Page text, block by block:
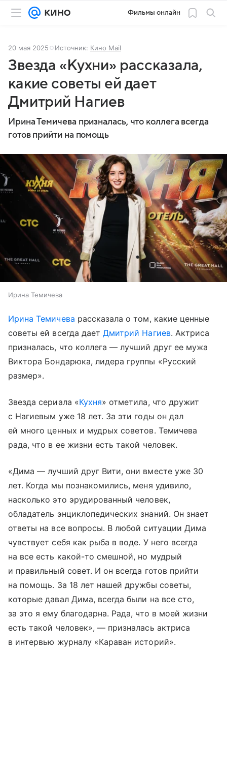
Фильмы онлайн
20 мая 2025 Источник: Кино Mail
Звезда «Кухни» рассказала,
какие советы ей дает
Дмитрий Нагиев
Ирина Темичева призналась, что коллега всегда
готов прийти на помощь
Ирина Темичева
Ирина Темичева рассказала о том, какие ценные
советы ей всегда даетДмитрий Нагиев. Актриса
призналась, что коллега — лучший друг ее мужа
Виктора Бондарюка, лидера группы «Русский
размер».
Звезда сериала «Кухня» отметила, что дружит
с Нагиевым уже 18 лет. За эти годы он дал
ей много ценных и мудрых советов. Темичева
рада, что в ее жизни есть такой человек.
«Дима — лучший друг Вити, они вместе уже 30
лет. Когда мы познакомились, меня удивило,
насколько это эрудированный человек,
обладатель энциклопедических знаний. Он знает
ответы на все вопросы. В любой ситуации Дима
чувствует себя как рыба в воде. У него всегда
на все есть какой-то смешной, но мудрый
и правильный совет. И он всегда готов прийти
на помощь. За 18 лет нашей дружбы советы,
которые давал Дима, всегда были на все сто,
за это я ему благодарна. Рада, что в моей жизни
есть такой человек», — призналась актриса
в интервью журналу «Караван историй».